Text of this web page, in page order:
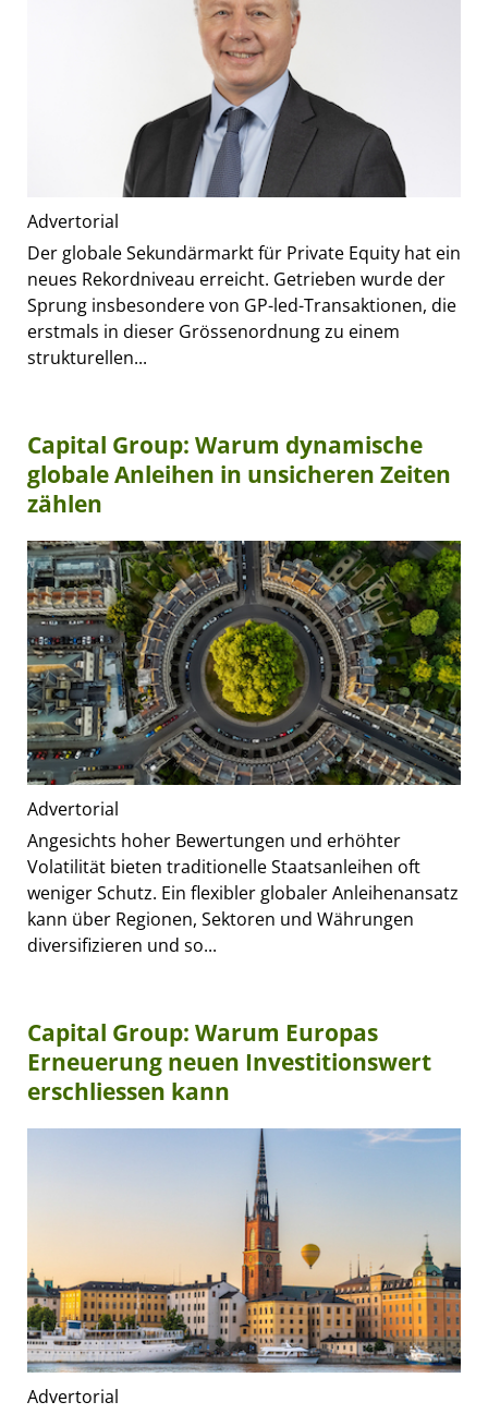
Advertorial
Der globale Sekundärmarkt für Private Equity hat ein
neues Rekordniveau erreicht. Getrieben wurde der
Sprung insbesondere von GP-led-Transaktionen, die
erstmals in dieser Grössenordnung zu einem
strukturellen...
Capital Group: Warum dynamische
globale Anleihen in unsicheren Zeiten
zählen
Advertorial
Angesichts hoher Bewertungen und erhöhter
Volatilität bieten traditionelle Staatsanleihen oft
weniger Schutz. Ein flexibler globaler Anleihenansatz
kann über Regionen, Sektoren und Währungen
diversifizieren und so...
Capital Group: Warum Europas
Erneuerung neuen Investitionswert
erschliessen kann
Advertorial